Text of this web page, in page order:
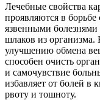
Лечебные свойства
проявляются в
язвенными
шлаков из организма.
улучшению обмена
способен очисть
и самочувствие
избавляет от болей в
рвоту и тошноту.